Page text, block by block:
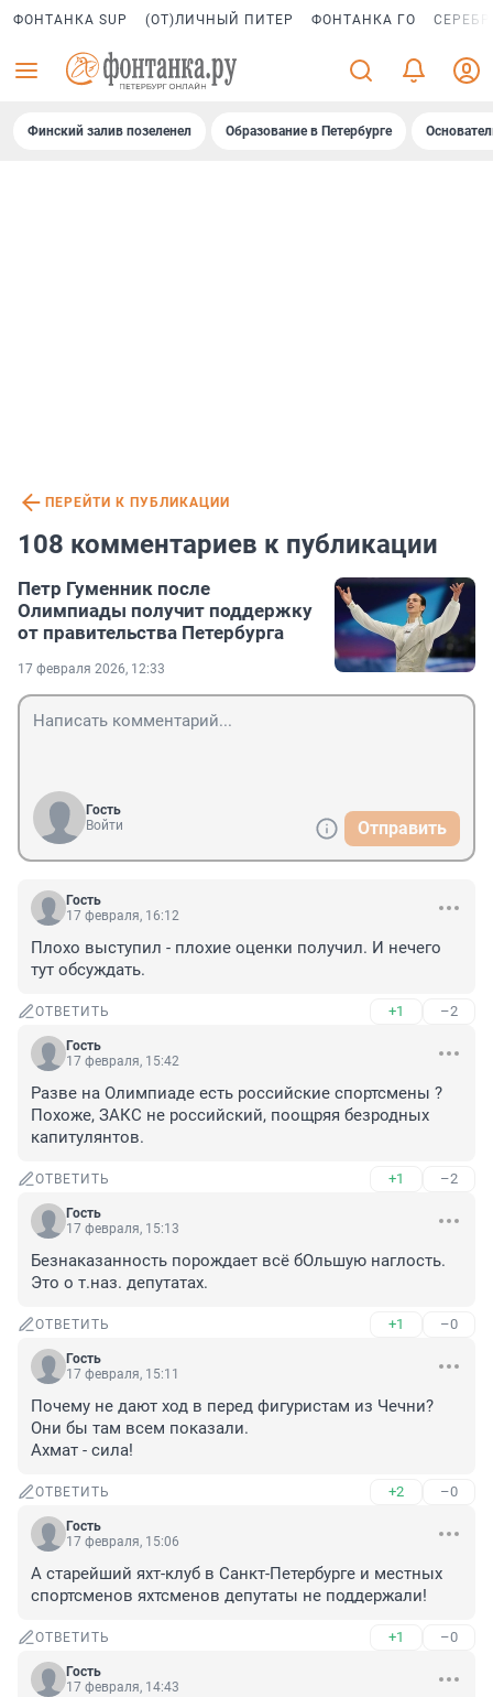
ФОНТАНКА SUP (ОТ)ЛИЧНЫЙ ПИТЕР ФОНТАНКА ГО
Финский залив позеленел Образование в Петербурге
ПЕРЕЙТИ К ПУБЛИКАЦИИ
108 комментариев к публикации
Петр Гуменник после
Олимпиады получит поддержку
от правительства Петербурга
17 февраля 2026, 12:33
Гость
Войти
Отправить
Гость
17 февраля, 16:12
Плохо выступил - плохие оценки получил. И нечего
тут обсуждать.
ОТВЕТИТЬ +1 –2
Гость
17 февраля, 15:42
Разве на Олимпиаде есть российские спортсмены ?
Похоже, ЗАКС не российский, поощряя безродных
капитулянтов.
ОТВЕТИТЬ +1 –2
Гость
17 февраля, 15:13
Безнаказанность порождает всё бОльшую наглость.
Это о т.наз. депутатах.
ОТВЕТИТЬ +1 –0
Гость
17 февраля, 15:11
Почему не дают ход в перед фигуристам из Чечни?
Они бы там всем показали.
Ахмат - сила!
ОТВЕТИТЬ +2 –0
Гость
17 февраля, 15:06
А старейший яхт-клуб в Санкт-Петербурге и местных
спортсменов яхтсменов депутаты не поддержали!
ОТВЕТИТЬ +1 –0
Гость
17 февраля, 14:43